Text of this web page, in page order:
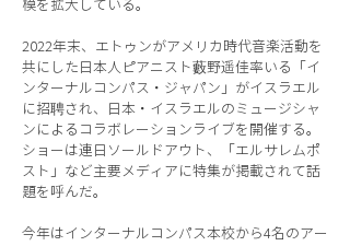
模を拡大している。
2022年末、エトゥンがアメリカ時代音楽活動を
共にした日本人ピアニスト藪野遥佳率いる「イ
ンターナルコンパス・ジャパン」がイスラエル
に招聘され、日本・イスラエルのミュージシャ
ンによるコラボレーションライブを開催する。
ショーは連日ソールドアウト、「エルサレムポ
スト」など主要メディアに特集が掲載されて話
題を呼んだ。
今年はインターナルコンパス本校から4名のアー